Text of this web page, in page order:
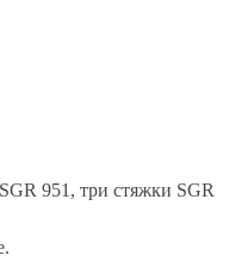
951, три стяжки SGR